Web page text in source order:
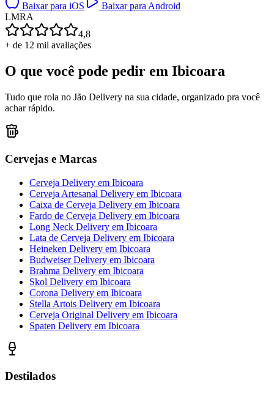
Baixar para iOS
Baixar para Android
LMRA
4,8
+ de 12 mil avaliações
O que você pode pedir em Ibicoara
Tudo que rola no Jão Delivery na sua cidade, organizado pra você
achar rápido.
Cervejas e Marcas
Cerveja Delivery em Ibicoara
Cerveja Artesanal Delivery em Ibicoara
Caixa de Cerveja Delivery em Ibicoara
Fardo de Cerveja Delivery em Ibicoara
Long Neck Delivery em Ibicoara
Lata de Cerveja Delivery em Ibicoara
Heineken Delivery em Ibicoara
Budweiser Delivery em Ibicoara
Brahma Delivery em Ibicoara
Skol Delivery em Ibicoara
Corona Delivery em Ibicoara
Stella Artois Delivery em Ibicoara
Cerveja Original Delivery em Ibicoara
Spaten Delivery em Ibicoara
Destilados